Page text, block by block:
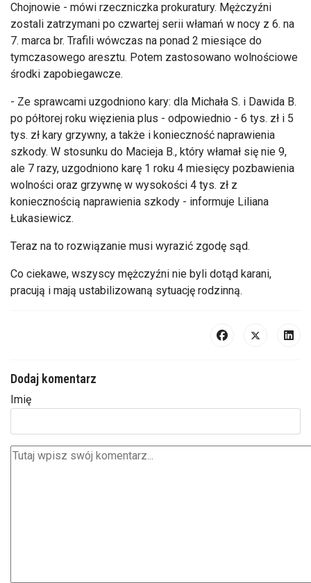
Chojnowie - mówi rzeczniczka prokuratury. Mężczyźni
zostali zatrzymani po czwartej serii włamań w nocy z 6. na
7. marca br. Trafili wówczas na ponad 2 miesiące do
tymczasowego aresztu. Potem zastosowano wolnościowe
środki zapobiegawcze.
- Ze sprawcami uzgodniono kary: dla Michała S. i Dawida B.
po półtorej roku więzienia plus - odpowiednio - 6 tys. zł i 5
tys. zł kary grzywny, a także i konieczność naprawienia
szkody. W stosunku do Macieja B., który włamał się nie 9,
ale 7 razy, uzgodniono karę 1 roku 4 miesięcy pozbawienia
wolności oraz grzywnę w wysokości 4 tys. zł z
koniecznością naprawienia szkody - informuje Liliana
Łukasiewicz.
Teraz na to rozwiązanie musi wyrazić zgodę sąd.
Co ciekawe, wszyscy mężczyźni nie byli dotąd karani,
pracują i mają ustabilizowaną sytuację rodzinną.
Dodaj komentarz
Imię